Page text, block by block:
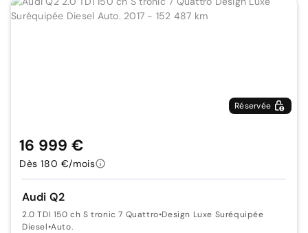
Réservée
Audi Q2
2.0 TDI 150 ch S tronic 7 Quattro•Design Luxe Suréquipée
Diesel•Auto.
16 999 €
Dès 180 €/mois